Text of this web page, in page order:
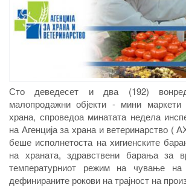
Сто деведесет и два (192)
малопродажни објекти - мини
храна, спроведоа минатата недела
на Агенција за храна и ветеринарство (
беше исполнетоста на хигиенските
на храната, здравствени барања за
температурниот режим на чување
дефинираните рокови на трајност на